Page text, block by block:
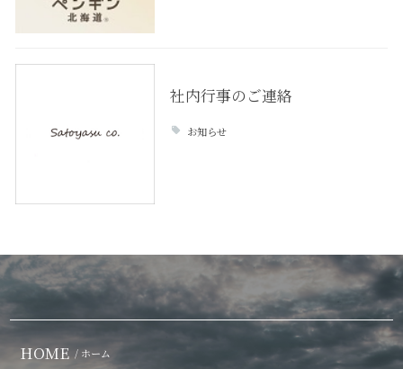
社内行事のご連絡
お知らせ
HOME / ホーム